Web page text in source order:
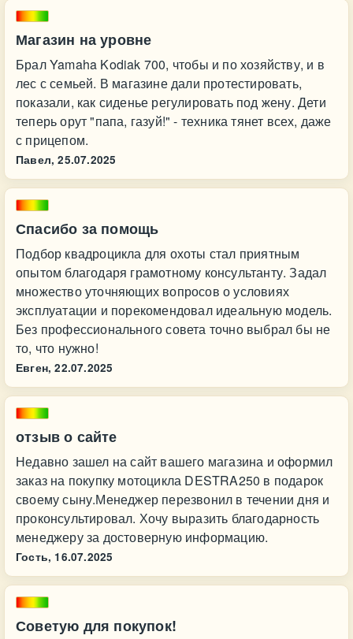
Магазин на уровне
Брал Yamaha Kodiak 700, чтобы и по хозяйству, и в
лес с семьей. В магазине дали протестировать,
показали, как сиденье регулировать под жену. Дети
теперь орут "папа, газуй!" - техника тянет всех, даже
с прицепом.
Павел, 25.07.2025
Спасибо за помощь
Подбор квадроцикла для охоты стал приятным
опытом благодаря грамотному консультанту. Задал
множество уточняющих вопросов о условиях
эксплуатации и порекомендовал идеальную модель.
Без профессионального совета точно выбрал бы не
то, что нужно!
Евген, 22.07.2025
отзыв о сайте
Недавно зашел на сайт вашего магазина и оформил
заказ на покупку мотоцикла DESTRA250 в подарок
своему сыну.Менеджер перезвонил в течении дня и
проконсультировал. Хочу выразить благодарность
менеджеру за достоверную информацию.
Гость, 16.07.2025
Советую для покупок!